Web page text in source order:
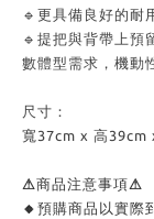
🔹更具備良好的耐
🔹提把與背帶上預
數體型需求，機動
尺寸：
寬37cm x 高39cm
⚠商品注意事項⚠
🔸預購商品以實際